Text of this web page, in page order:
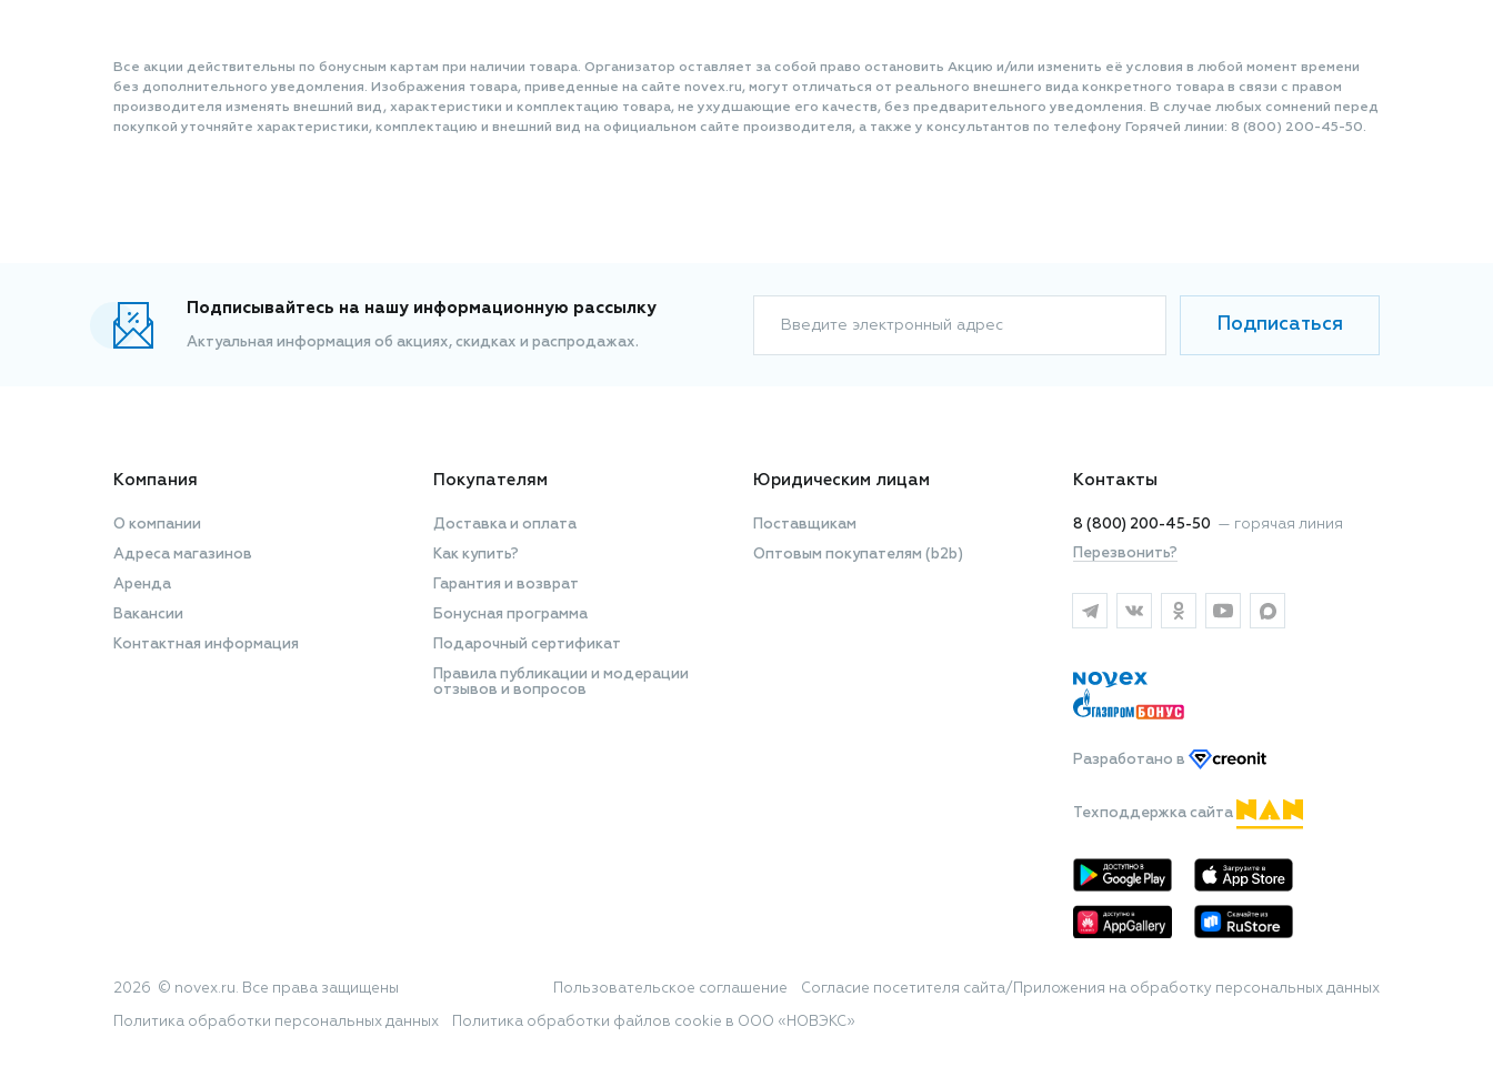
Все акции действительны по бонусным картам при наличии товара. Организатор оставляет за собой право остановить Акцию и/или изменить её условия в любой момент времени
без дополнительного уведомления. Изображения товара, приведенные на сайте novex.ru, могут отличаться от реального внешнего вида конкретного товара в связи с правом
производителя изменять внешний вид, характеристики и комплектацию товара, не ухудшающие его качеств, без предварительного уведомления. В случае любых сомнений перед
покупкой уточняйте характеристики, комплектацию и внешний вид на официальном сайте производителя, а также у консультантов по телефону Горячей линии: 8 (800) 200-45-50.
Подписывайтесь на нашу информационную рассылку
Актуальная информация об акциях, скидках и распродажах.
Введите электронный адрес Подписаться
Компания
О компании
Адреса магазинов
Аренда
Вакансии
Контактная информация
Покупателям
Доставка и оплата
Как купить?
Гарантия и возврат
Бонусная программа
Подарочный сертификат
Правила публикации и модерации
отзывов и вопросов
Юридическим лицам
Поставщикам
Оптовым покупателям (b2b)
Контакты
8 (800) 200-45-50 — горячая линия
Перезвонить?
Разработано в
Техподдержка сайта
2026 © novex.ru. Все права защищены Пользовательское соглашение Согласие посетителя сайта/Приложения на обработку персональных данных
Политика обработки персональных данных Политика обработки файлов cookie в ООО «НОВЭКС»